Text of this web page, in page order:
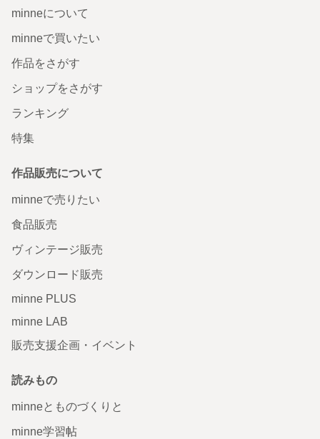
minneについて
minneで買いたい
作品をさがす
ショップをさがす
ランキング
特集
作品販売について
minneで売りたい
食品販売
ヴィンテージ販売
ダウンロード販売
minne PLUS
minne LAB
販売支援企画・イベント
読みもの
minneとものづくりと
minne学習帖